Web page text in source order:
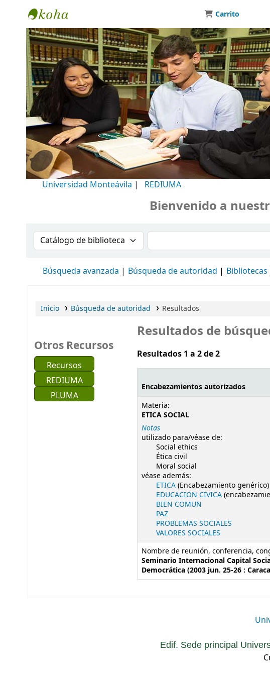
Biblioteca Universidad Monteávila
Carrito
Universidad Monteávila | REDIUMA
Bienvenido a
Buscar en el catálogo por:Buscar en el catálogo
Búsqueda avanzada Búsqueda de autoridad Bibliotecas
Inicio Búsqueda de autoridad Resultados
Otros Recursos
Recursos
REDIUMA
PLUMA
Resultados de
Resultados 1 a 2 de 2
Resultados de búsqueda de
Encabezamientos autorizados
Materia:
ETICA SOCIAL
Notas
utilizado para/véase de:
Social ethics
Ética civil
Moral social
véase además:
ETICA(Encabezamiento genérico)
EDUCACION CIVICA
BIEN COMUN
PAZ
PROBLEMAS SOCIALES
VALORES SOCIALES
Nombre de reunión, conferencia,
Seminario Internacional Capital
Democrática (2003 jun. 25-26 :
Edif. Sede principal